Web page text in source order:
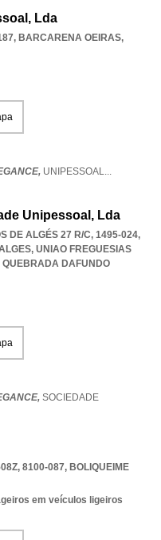
Lda
, BARCARENA OEIRAS,
UNIPESSOAL...
Unipessoal, Lda
DE ALGÉS 27 R/C, 1495-024,
, UNIAO FREGUESIAS
DAFUNDO
SOCIEDADE
8100-087, BOLIQUEIME
em veículos ligeiros